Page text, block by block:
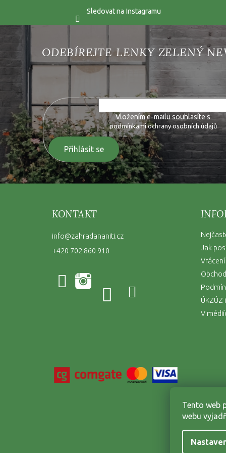
Tento web
webu
Sledovat na Instagramu
Vložte svůj e-mail a my vám budeme zasílat informace o
Vložením e-mailu souhlasíte s
podmínkami ochrany osobních údajů
Přihlásit se
KONTAKT
info@zahradananiti.cz
+420 702 860 910
Jak
V